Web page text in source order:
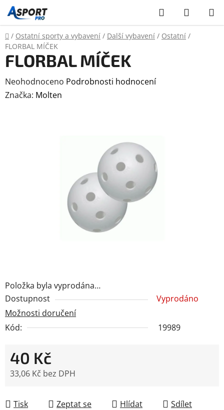
Přejít
na
obsah
Hledat
KOŠÍK
Domů
/ Ostatní sporty a vybavení / Další vybavení / Ostatní /
FLORBAL MÍČEK
Položka byla vyprodána…
Dostupnost
Vyprodáno
Možnosti doručení
Kód:
19989
40 Kč
33,06 Kč bez DPH
Tisk
Zeptat se Hlídat Sdílet
FLORBAL MÍČEK
Průměrné
hodnocení
Neohodnoceno Podrobnosti hodnocení
Značka: Molten